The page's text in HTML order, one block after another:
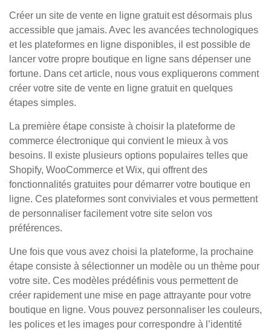
Créer un site de vente en ligne gratuit est désormais plus
accessible que jamais. Avec les avancées technologiques
et les plateformes en ligne disponibles, il est possible de
lancer votre propre boutique en ligne sans dépenser une
fortune. Dans cet article, nous vous expliquerons comment
créer votre site de vente en ligne gratuit en quelques
étapes simples.
La première étape consiste à choisir la plateforme de
commerce électronique qui convient le mieux à vos
besoins. Il existe plusieurs options populaires telles que
Shopify, WooCommerce et Wix, qui offrent des
fonctionnalités gratuites pour démarrer votre boutique en
ligne. Ces plateformes sont conviviales et vous permettent
de personnaliser facilement votre site selon vos
préférences.
Une fois que vous avez choisi la plateforme, la prochaine
étape consiste à sélectionner un modèle ou un thème pour
votre site. Ces modèles prédéfinis vous permettent de
créer rapidement une mise en page attrayante pour votre
boutique en ligne. Vous pouvez personnaliser les couleurs,
les polices et les images pour correspondre à l’identité